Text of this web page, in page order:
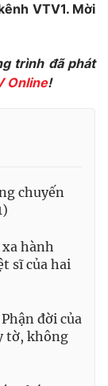
GP-BTTTT
Quốc Thắng,
VTV1. Mời
trình đã phát
Online!
chuyến
hành
sĩ của hai
đời của
tờ, không